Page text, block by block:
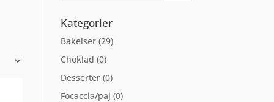
Kategorier
Bakelser (29)
Choklad (0)
Desserter (0)
Focaccia/paj (0)